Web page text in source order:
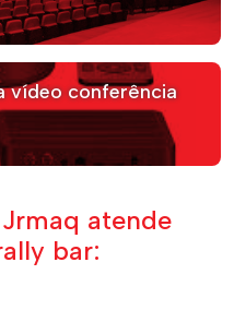
vídeo conferência
atende
bar: